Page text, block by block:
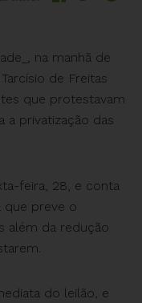
na manhã de
de Freitas
que protestavam
a privatização das
feira, 28, e conta
que preve o
além da redução
do leilão, e